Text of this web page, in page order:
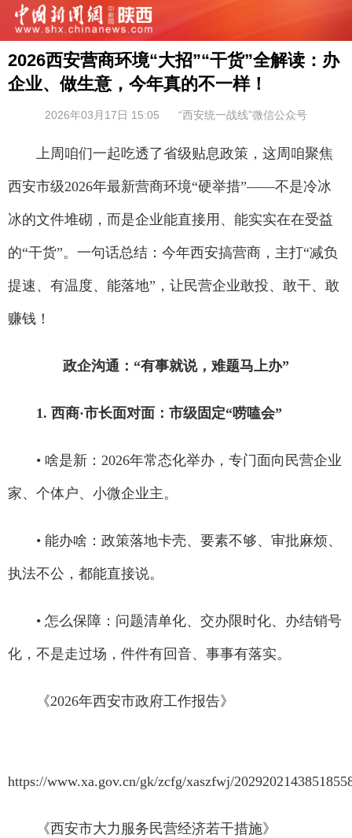
2026西安营商环境“大招”“干货”全解读：办
企业、做生意，今年真的不一样！
2026年03月17日 15:05 “西安统一战线”微信公众号
上周咱们一起吃透了省级贴息政策，这周咱聚焦
西安市级2026年最新营商环境“硬举措”——不是冷冰
冰的文件堆砌，而是企业能直接用、能实实在在受益
的“干货”。一句话总结：今年西安搞营商，主打“减负
提速、有温度、能落地”，让民营企业敢投、敢干、敢
赚钱！
政企沟通：“有事就说，难题马上办”
1. 西商·市长面对面：市级固定“唠嗑会”
• 啥是新：2026年常态化举办，专门面向民营企业
家、个体户、小微企业主。
• 能办啥：政策落地卡壳、要素不够、审批麻烦、
执法不公，都能直接说。
• 怎么保障：问题清单化、交办限时化、办结销号
化，不是走过场，件件有回音、事事有落实。
《2026年西安市政府工作报告》
https://www.xa.gov.cn/gk/zcfg/xaszfwj/
《西安市大力服务民营经济若干措施》